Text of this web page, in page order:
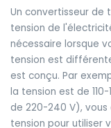
Un convertisseur de
tension de
nécessaire lorsque
tension est
est conçu. Par
la tension est de
de 220-240 V), vous
tension pour utiliser